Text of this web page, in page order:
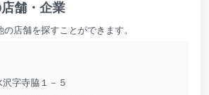
舗・企業
店舗を探すことができます。
字寺脇１－５